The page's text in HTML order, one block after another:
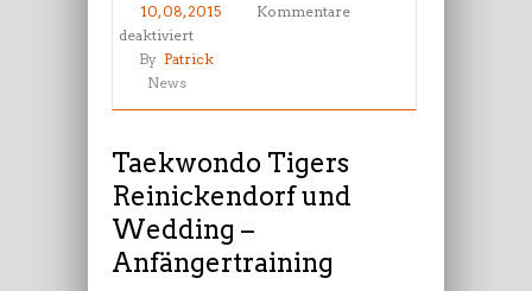
10, 08, 2015
Kommentare
deaktiviertfür
Taekwondo
Wedding
Anfängertraining
By Patrick
News
Taekwondo Tigers
Reinickendorf und
Wedding –
Anfängertraining